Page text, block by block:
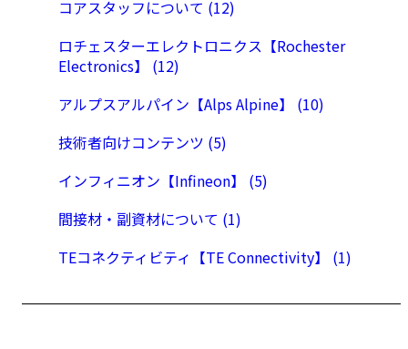
コアスタッフについて (12)
ロチェスターエレクトロニクス【Rochester
Electronics】 (12)
アルプスアルパイン【Alps Alpine】 (10)
技術者向けコンテンツ (5)
インフィニオン【Infineon】 (5)
間接材・副資材について (1)
TEコネクティビティ【TE Connectivity】 (1)